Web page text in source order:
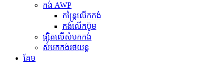
កង់ AWP
កន្ត្រៃលើកកង់
កង់លើកប៊ូម
ផ្សិតលើសំបកកង់
សំបកកង់រថយន្ត
គែម